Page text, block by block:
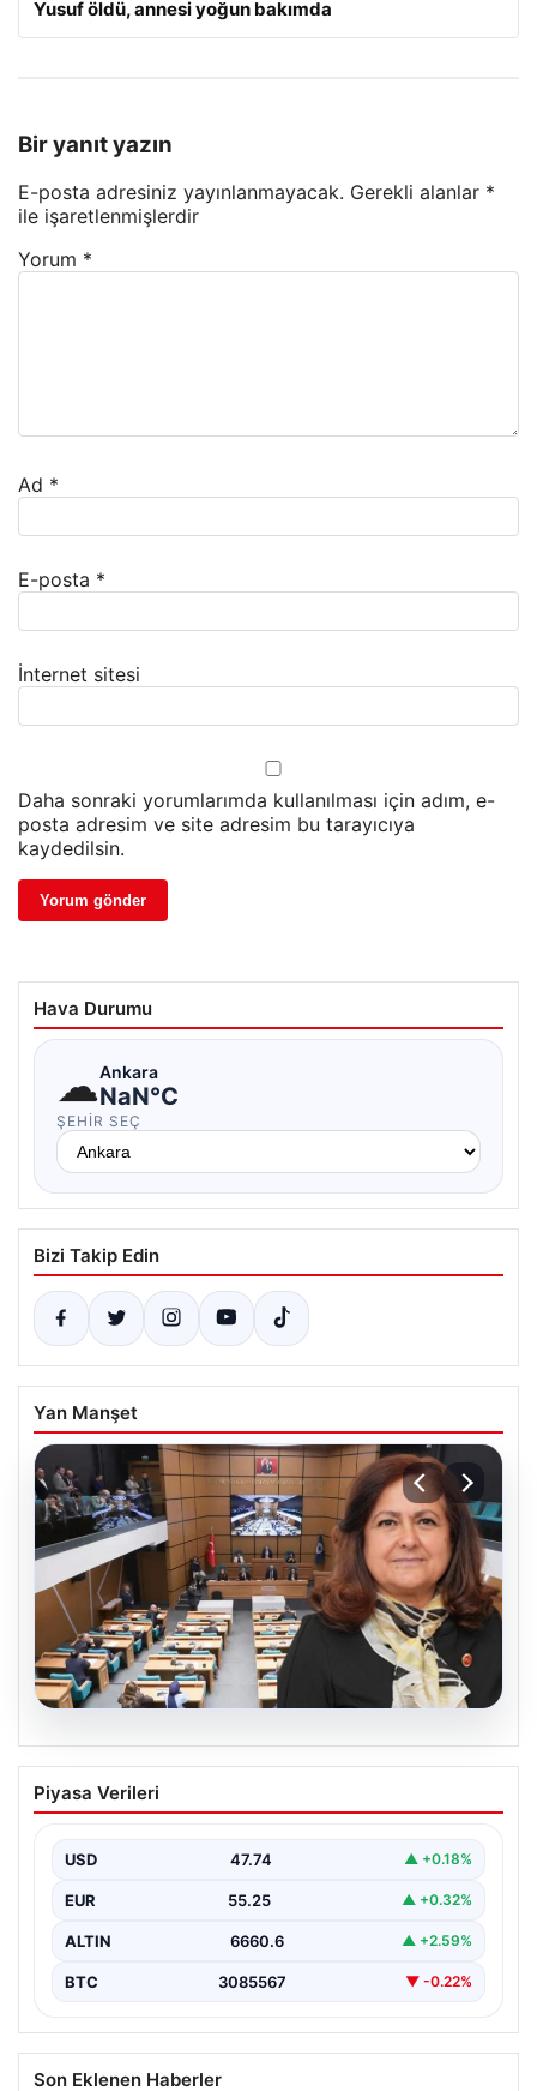
Yusuf öldü, annesi yoğun bakımda
Bir yanıt yazın
E-posta adresiniz yayınlanmayacak. Gerekli alanlar *
ile işaretlenmişlerdir
Yorum *
Ad *
E-posta *
İnternet sitesi
Daha sonraki yorumlarımda kullanılması için adım, e-
posta adresim ve site adresim bu tarayıcıya
kaydedilsin.
Hava Durumu
☁Ankara
NaN°C
ŞEHIR SEÇ
Bizi Takip Edin
Yan Manşet
Üsküdar Belediyesi’nde başkanvekili
Sibel Tan Çetinkaya oldu
Piyasa Verileri
USD 47.74 ▲ +0.18%
EUR 55.25 ▲ +0.32%
ALTIN 6660.6 ▲ +2.59%
BTC 3085567 ▼ -0.22%
Son Eklenen Haberler